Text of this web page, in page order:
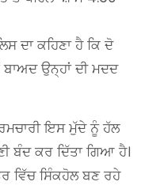
ਦਾ ਕਹਿਣਾ ਹੈ ਕਿ ਦੋ
ਬਾਅਦ ਉਨ੍ਹਾਂ ਦੀ ਮਦਦ
ਇਸ ਮੁੱਦੇ ਨੂੰ ਹੱਲ
ਬੰਦ ਕਰ ਦਿੱਤਾ ਗਿਆ ਹੈ।
ਵਿੱਚ ਸਿੰਕਹੋਲ ਬਣ ਰਹੇ